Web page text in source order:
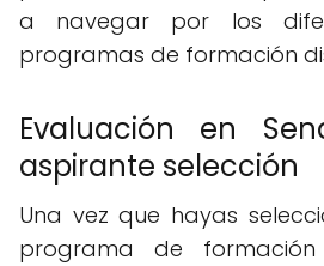
a navegar por los
programas de formación
Evaluación en
aspirante selección
Una vez que hayas
programa de